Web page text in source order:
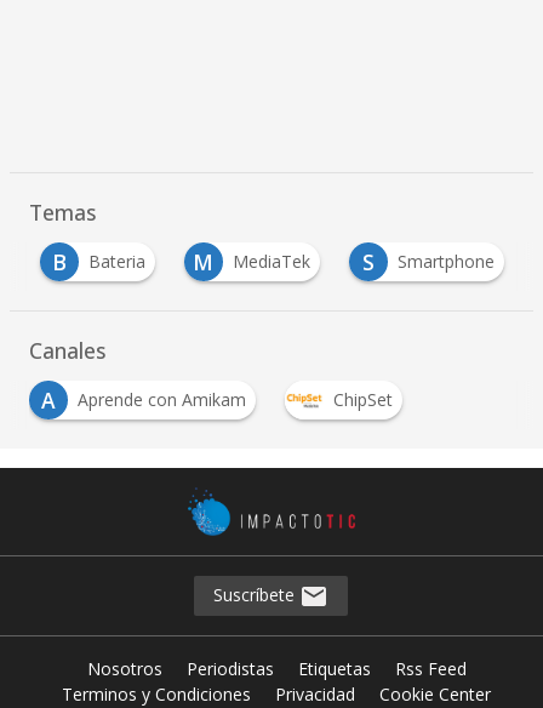
Temas
B Bateria M MediaTek S Smartphone
Canales
A
Aprende con Amikam ChipSet
Suscríbete
Nosotros Periodistas Etiquetas
Rss Feed
Terminos y Condiciones
Privacidad Cookie Center